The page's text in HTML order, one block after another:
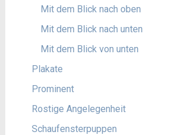
Mit dem Blick nach oben
Mit dem Blick nach unten
Mit dem Blick von unten
Plakate
Prominent
Rostige Angelegenheit
Schaufensterpuppen